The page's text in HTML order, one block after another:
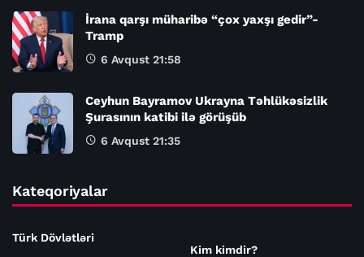
İrana qarşı müharibə “çox yaxşı gedir”-
Tramp
6 Avqust 21:58
Ceyhun Bayramov Ukrayna Təhlükəsizlik
Şurasının katibi ilə görüşüb
6 Avqust 21:35
Kateqoriyalar
Türk Dövlətləri
Kim kimdir?